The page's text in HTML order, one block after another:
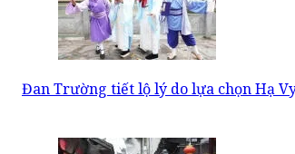
Đan Trường tiết lộ lý do lựa chọn Hạ